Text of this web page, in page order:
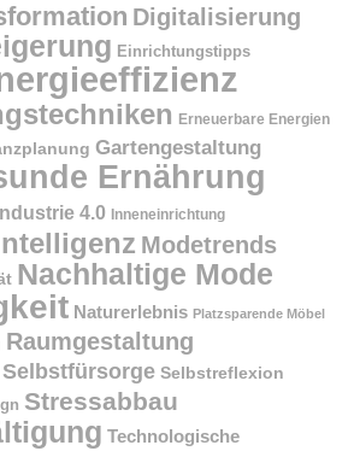
Digitalisierung
Einrichtungstipps
Erneuerbare Energien
Gartengestaltung
Ernährung
Industrie 4.0 Inneneinrichtung
Modetrends
Nachhaltige Mode
Naturerlebnis Platzsparende Möbel
Raumgestaltung
Selbstfürsorge Selbstreflexion
Stressabbau
Technologische